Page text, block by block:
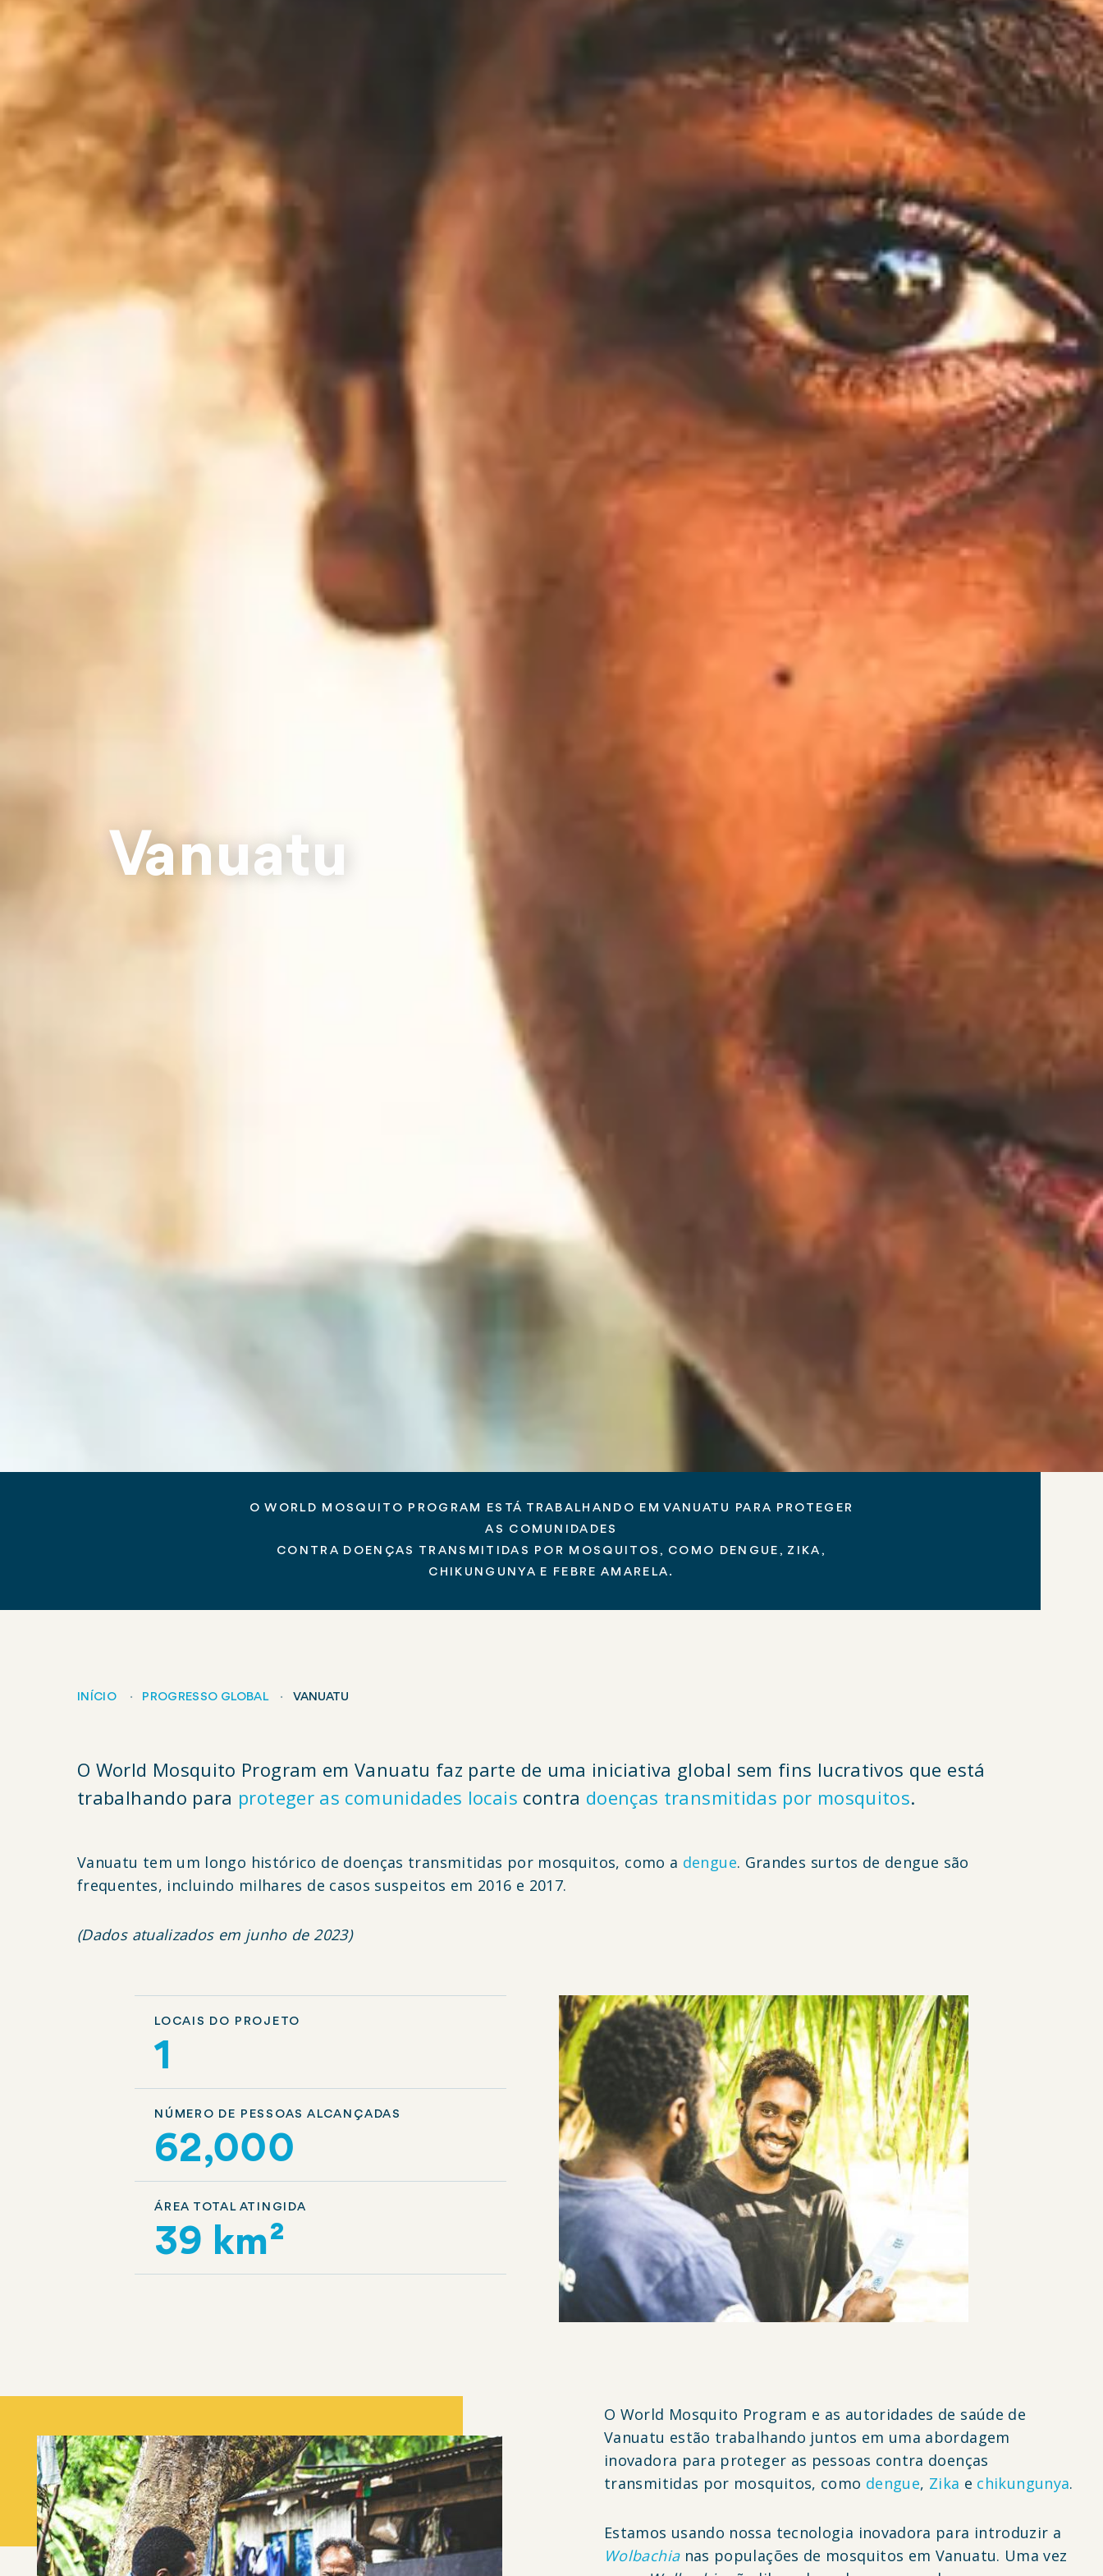
Vanuatu
O WORLD MOSQUITO PROGRAM ESTÁ TRABALHANDO EM VANUATU PARA PROTEGER
AS COMUNIDADES
CONTRA DOENÇAS TRANSMITIDAS POR MOSQUITOS, COMO DENGUE, ZIKA,
CHIKUNGUNYA E FEBRE AMARELA.
INÍCIO PROGRESSO GLOBAL VANUATU
O World Mosquito Program em Vanuatu faz parte de uma iniciativa global sem fins lucrativos que está
trabalhando para proteger as comunidades locais contra doenças transmitidas por mosquitos.
Vanuatu tem um longo histórico de doenças transmitidas por mosquitos, como a dengue. Grandes surtos de dengue são
frequentes, incluindo milhares de casos suspeitos em 2016 e 2017.
(Dados atualizados em junho de 2023)
LOCAIS DO PROJETO
1
NÚMERO DE PESSOAS ALCANÇADAS
62,000
ÁREA TOTAL ATINGIDA
39 km²
O World Mosquito Program e as autoridades de saúde de
Vanuatu estão trabalhando juntos em uma abordagem
inovadora para proteger as pessoas contra doenças
transmitidas por mosquitos, como dengue, Zika e chikungunya.
Estamos usando nossa tecnologia inovadora para introduzir a
Wolbachianas populações de mosquitos em Vanuatu. Uma vez